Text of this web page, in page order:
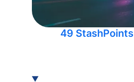
49 StashPoints